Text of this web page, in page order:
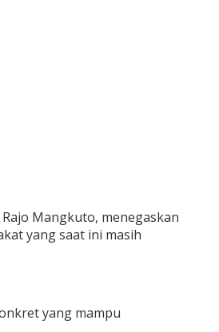
Mangkuto, menegaskan
yang saat ini masih
yang mampu